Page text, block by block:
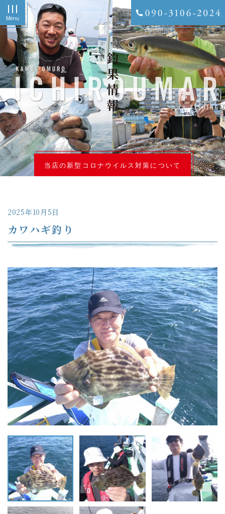
Menu
釣果情報
当店の新型コロナウイルス対策について
2025年10月5日
カワハギ釣り